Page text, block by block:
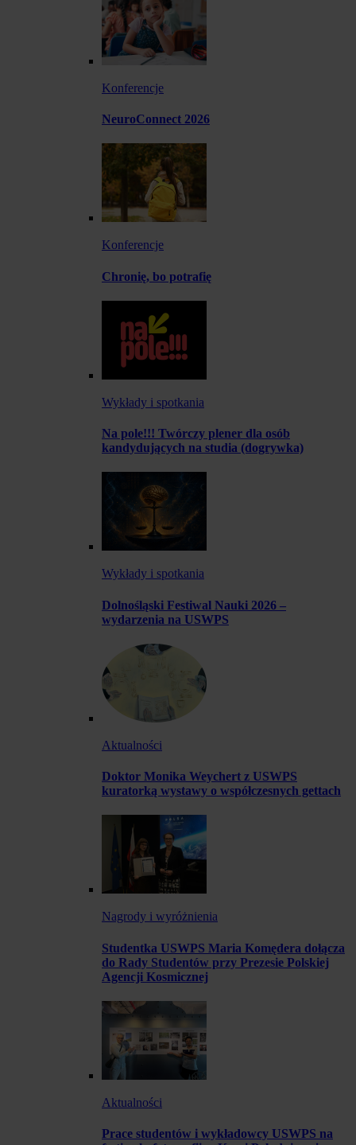
Konferencje
NeuroConnect 2026
Konferencje
Chronię, bo potrafię
Wykłady i spotkania
Na pole!!! Twórczy plener dla osób
kandydujących na studia (dogrywka)
Wykłady i spotkania
Dolnośląski Festiwal Nauki 2026 –
wydarzenia na USWPS
Aktualności
Doktor Monika Weychert z USWPS
kuratorką wystawy o współczesnych gettach
Nagrody i wyróżnienia
Studentka USWPS Maria Komędera dołącza
do Rady Studentów przy Prezesie Polskiej
Agencji Kosmicznej
Aktualności
Prace studentów i wykładowcy USWPS na